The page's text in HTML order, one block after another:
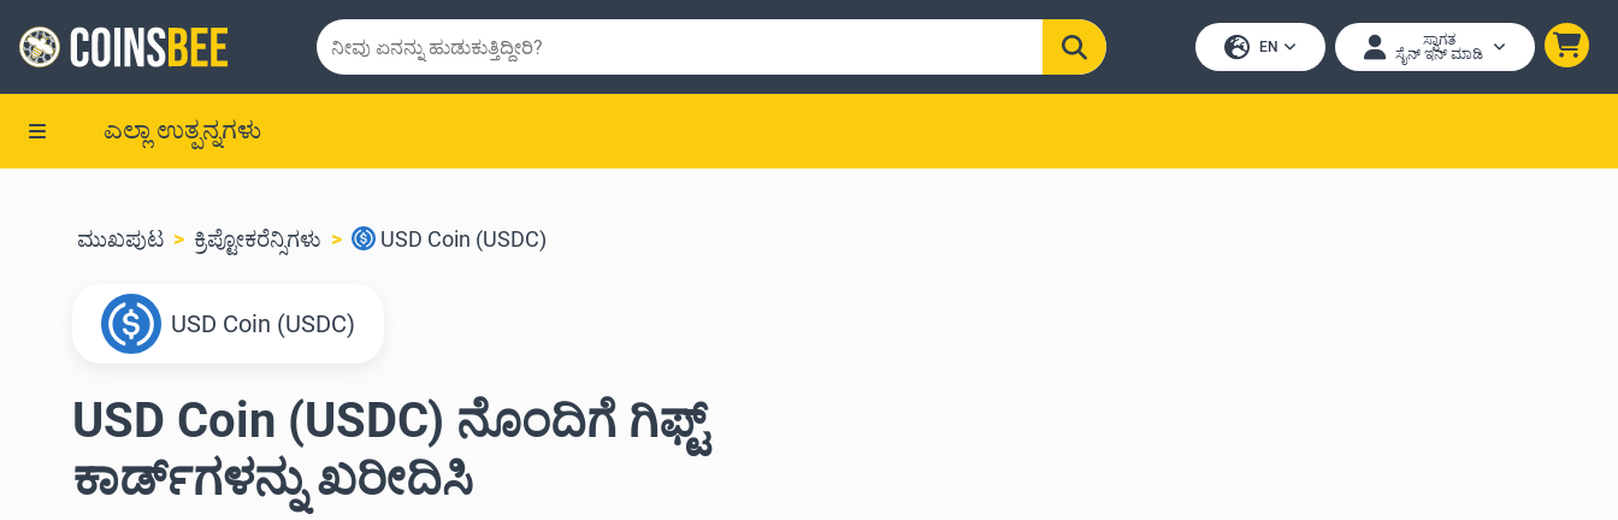
EN
ಸ್ವಾಗತ
ಸೈನ್ ಇನ್ ಮಾಡಿ
ಎಲ್ಲಾ ಉತ್ಪನ್ನಗಳು
ಮುಖಪುಟ ಕ್ರಿಪ್ಟೋಕರೆನ್ಸಿಗಳು USD Coin (USDC)
USD Coin (USDC)
USD Coin (USDC) ನೊಂದಿಗೆ ಗಿಫ್ಟ್
ಕಾರ್ಡ್‌ಗಳನ್ನು ಖರೀದಿಸಿ